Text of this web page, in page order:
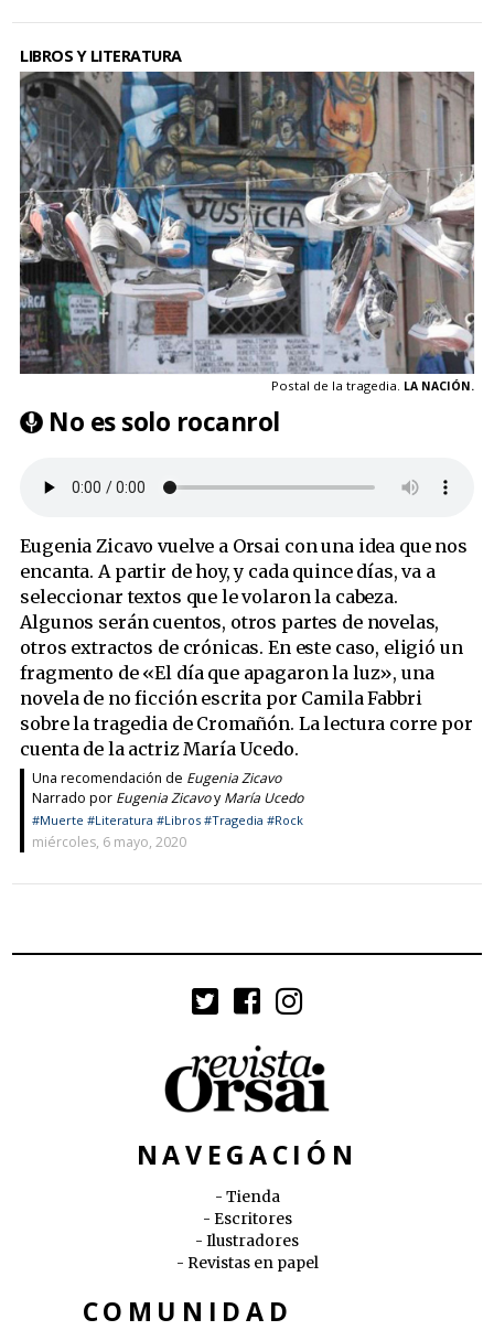
LIBROS Y LITERATURA
Postal de la tragedia. LA NACIÓN.
No es solo rocanrol
Eugenia Zicavo vuelve a Orsai con una idea que nos
encanta. A partir de hoy, y cada quince días, va a
seleccionar textos que le volaron la cabeza.
Algunos serán cuentos, otros partes de novelas,
otros extractos de crónicas. En este caso, eligió un
fragmento de «El día que apagaron la luz», una
novela de no ficción escrita por Camila Fabbri
sobre la tragedia de Cromañón. La lectura corre por
cuenta de la actriz María Ucedo.
Una recomendación de Eugenia Zicavo
Narrado por Eugenia Zicavoy María Ucedo
#Muerte #Literatura #Libros #Tragedia #Rock
miércoles, 6 mayo, 2020
NAVEGACIÓN
Tienda
Escritores
Ilustradores
Revistas en papel
COMUNIDAD